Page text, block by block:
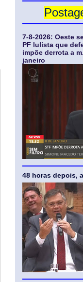
7-8-2026: Oeste
PF lulista que
impõe derrota a
janeiro
48 horas depois,